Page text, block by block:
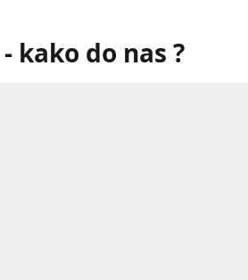
kako do nas ?